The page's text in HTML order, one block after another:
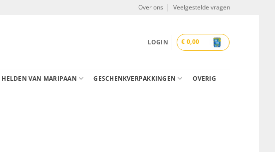
Over ons Veelgestelde vragen
LOGIN € 0,00
HELDEN VAN MARIPAAN GESCHENKVERPAKKINGEN OVERIG